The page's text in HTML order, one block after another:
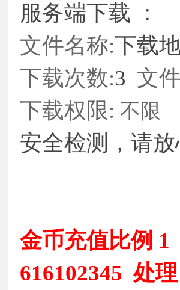
服务端下载 ：
文件名称:下载
下载次数:3 文
下载权限: 不限
安全检测，请
金币充值比例
616102345 处理